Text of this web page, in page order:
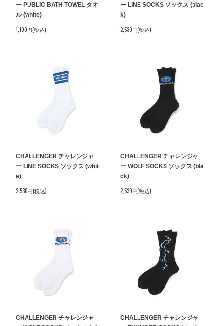
ー PUBLIC BATH TOWEL タオ
ル (white)
1,100円(税込)
ー LINE SOCKS ソックス (blac
k)
2,530円(税込)
CHALLENGER チャレンジャ
ー LINE SOCKS ソックス (whit
e)
2,530円(税込)
CHALLENGER チャレンジャ
ー WOLF SOCKS ソックス (bla
ck)
2,530円(税込)
CHALLENGER チャレンジャ
CHALLENGER チャレンジャ